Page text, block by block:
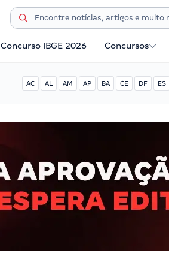
Concurso IBGE 2026 Concursos
AC AL AM AP BA CE DF ES